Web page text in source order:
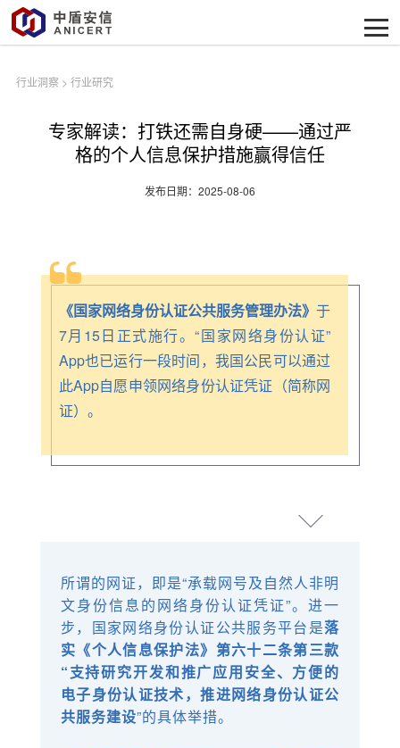
行业洞察 > 行业研究
专家解读：打铁还需自身硬——通过严
格的个人信息保护措施赢得信任
发布日期：2025-08-06
《国家网络身份认证公共服务管理办法》于
7月15日正式施行。“国家网络身份认证”
App也已运行一段时间，我国公民可以通过
此App自愿申领网络身份认证凭证（简称网
证）。
所谓的网证，即是“承载网号及自然人非明
文身份信息的网络身份认证凭证”。进一
步，国家网络身份认证公共服务平台是落
实《个人信息保护法》第六十二条第三款
“支持研究开发和推广应用安全、方便的
电子身份认证技术，推进网络身份认证公
共服务建设”的具体举措。